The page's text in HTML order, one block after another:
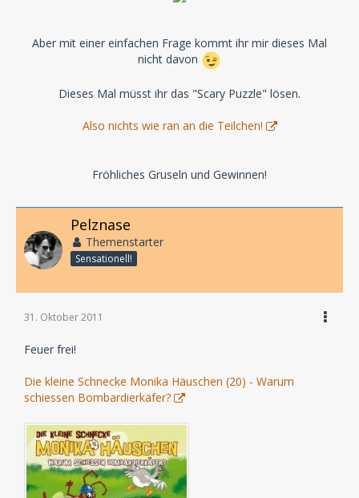
Aber mit einer einfachen Frage kommt ihr mir dieses Mal
nicht davon
Dieses Mal müsst ihr das "Scary Puzzle" lösen.
Also nichts wie ran an die Teilchen!
Fröhliches Gruseln und Gewinnen!
Pelznase
Themenstarter
Sensationell!
31. Oktober 2011
Feuer frei!
Die kleine Schnecke Monika Häuschen (20) - Warum
schiessen Bombardierkäfer?